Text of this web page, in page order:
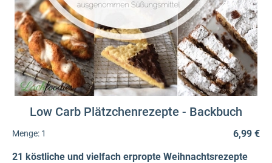
Low Carb Plätzchenrezepte - Backbuch
Menge: 1
6,99 €
21 köstliche und vielfach erpropte Weihnachtsrezepte